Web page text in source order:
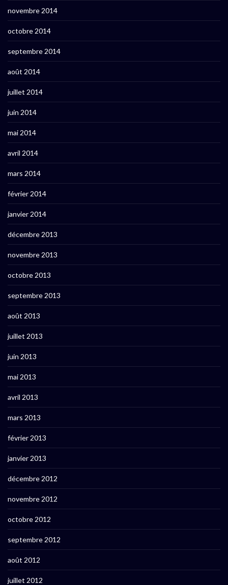
novembre 2014
octobre 2014
septembre 2014
août 2014
juillet 2014
juin 2014
mai 2014
avril 2014
mars 2014
février 2014
janvier 2014
décembre 2013
novembre 2013
octobre 2013
septembre 2013
août 2013
juillet 2013
juin 2013
mai 2013
avril 2013
mars 2013
février 2013
janvier 2013
décembre 2012
novembre 2012
octobre 2012
septembre 2012
août 2012
juillet 2012